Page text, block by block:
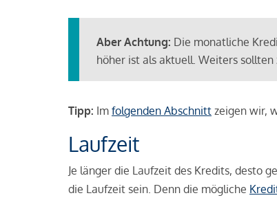
Aber Achtung: Die monatliche
höher ist als aktuell. Weiters
Tipp: Im folgenden Abschnitt zeigen wir,
Laufzeit
Je länger die Laufzeit des Kredits, desto
die Laufzeit sein. Denn die mögliche